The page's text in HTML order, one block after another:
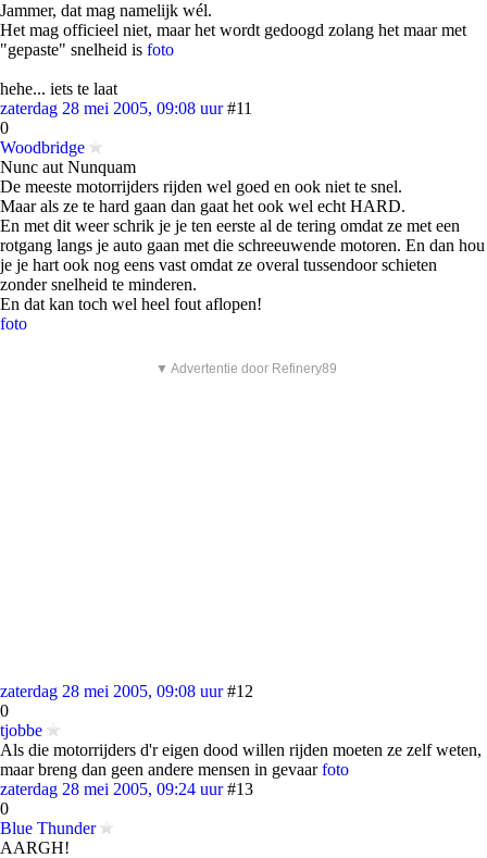
Jammer, dat mag namelijk wél.
Het mag officieel niet, maar het wordt gedoogd zolang het maar met
"gepaste" snelheid is foto
hehe... iets te laat
zaterdag 28 mei 2005, 09:08 uur #11
0
Woodbridge
Nunc aut Nunquam
De meeste motorrijders rijden wel goed en ook niet te snel.
Maar als ze te hard gaan dan gaat het ook wel echt HARD.
En met dit weer schrik je je ten eerste al de tering omdat ze met een
rotgang langs je auto gaan met die schreeuwende motoren. En dan hou
je je hart ook nog eens vast omdat ze overal tussendoor schieten
zonder snelheid te minderen.
En dat kan toch wel heel fout aflopen!
foto
▼ Advertentie door Refinery89
zaterdag 28 mei 2005, 09:08 uur #12
0
tjobbe
Als die motorrijders d'r eigen dood willen rijden moeten ze zelf weten,
maar breng dan geen andere mensen in gevaarfoto
zaterdag 28 mei 2005, 09:24 uur #13
0
Blue Thunder
AARGH!